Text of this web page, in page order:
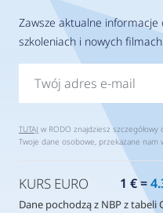
Zawsze aktualne
szkoleniach i nowych
TUTAJ w RODO znajdziesz
Twoje dane osobowe, przekazane nam
KURS EURO 1 € =
Dane pochodzą z NBP z tabeli